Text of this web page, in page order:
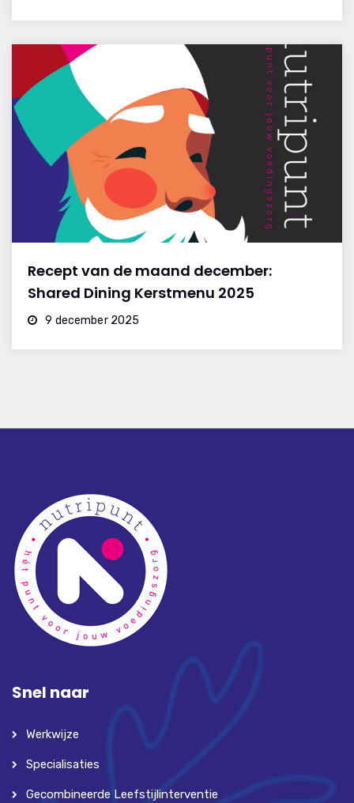
Recept van de maand december:
Shared Dining Kerstmenu 2025
9 december 2025
Snel naar
Werkwijze
Specialisaties
Gecombineerde Leefstijlinterventie